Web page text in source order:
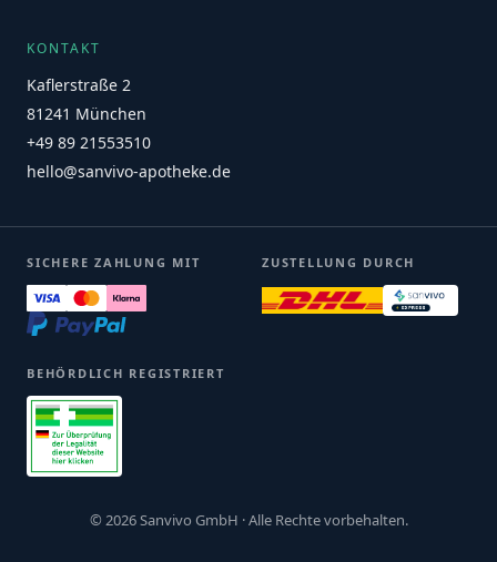
KONTAKT
Kaflerstraße 2
81241 München
+49 89 21553510
hello@sanvivo-apotheke.de
SICHERE ZAHLUNG MIT ZUSTELLUNG DURCH
BEHÖRDLICH REGISTRIERT
© 2026 Sanvivo GmbH · Alle Rechte vorbehalten.